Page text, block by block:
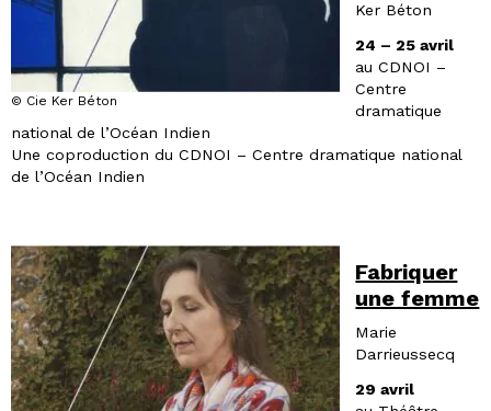
© Cie Ker Béton
Ker Béton
24 – 25 avril
au CDNOI –
Centre
dramatique
national de l’Océan Indien
Une coproduction du CDNOI – Centre dramatique national
de l’Océan Indien
Fabriquer
une femme
Marie
Darrieussecq
29 avril